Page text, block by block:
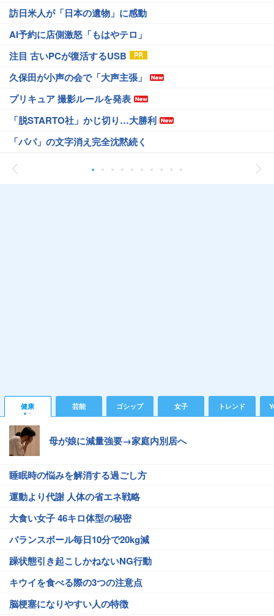
訪日米人が「日本の遺物」に感動
AI予約に店側激怒「もはやテロ」
注目 古いPCが復活するUSB
久保田が小声の会で「大声主張」
プリキュア 撮影ルールを発表
「脱STARTO社」かじ切り…大勝利
「パパ」の文字消え完全沈黙続く
健康 芸能 ゴシップ 女子 トレンド
母が娘に減量強要→家庭内別居へ
睡眠時の悩みを解消する過ごし方
運動より代謝 人体の省エネ戦略
大食い女子 46キロ体型の秘密
バランスボール毎日10分で20kg減
躁状態引き起こしかねないNG行動
キウイを食べる際の3つの注意点
脳梗塞になりやすい人の特徴